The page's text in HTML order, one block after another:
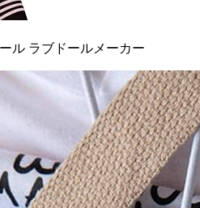
ル ラブドールメーカー